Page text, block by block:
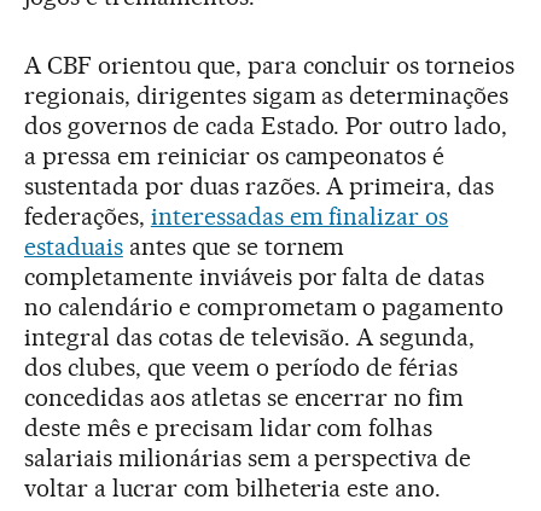
A CBF orientou que, para concluir os torneios
regionais, dirigentes sigam as determinações
dos governos de cada Estado. Por outro lado,
a pressa em reiniciar os campeonatos é
sustentada por duas razões. A primeira, das
federações, interessadas em finalizar os
estaduaisantes que se tornem
completamente inviáveis por falta de datas
no calendário e comprometam o pagamento
integral das cotas de televisão. A segunda,
dos clubes, que veem o período de férias
concedidas aos atletas se encerrar no fim
deste mês e precisam lidar com folhas
salariais milionárias sem a perspectiva de
voltar a lucrar com bilheteria este ano.